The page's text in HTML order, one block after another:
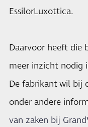
EssilorLuxottica.
Daarvoor heeft die
meer inzicht nodig
De fabrikant wil bij
onder andere
van zaken bij